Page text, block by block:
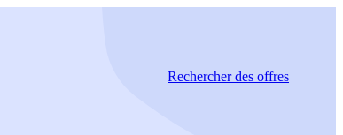
Rechercherdes offres